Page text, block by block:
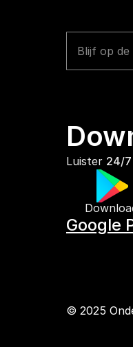
Luister 24/7
Google
© 2025